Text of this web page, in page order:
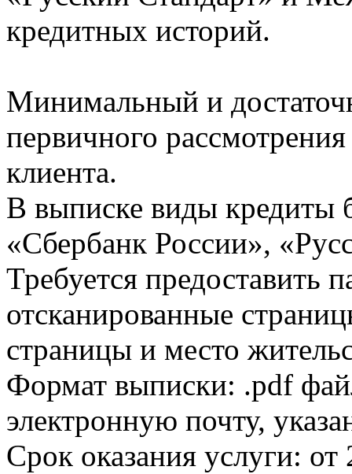
кредитных историй.
Минимальный и
первичного
клиента.
В выписке виды кредиты
«Сбербанк России»,
Требуется предоставить
отсканированные
страницы и место
Формат выписки: .pdf
электронную почту,
Срок оказания услуги: от